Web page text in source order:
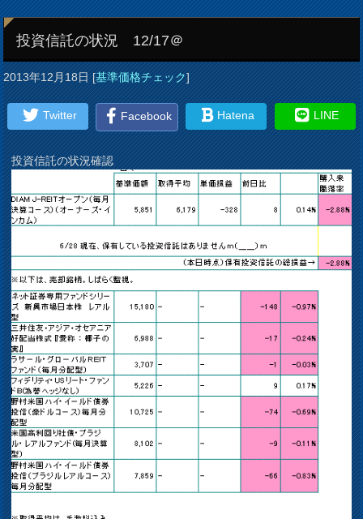
投資信託の状況 12/17＠
2013年12月18日[基準価格チェック]
Twitter Facebook Hatena LINE
投資信託の状況確認